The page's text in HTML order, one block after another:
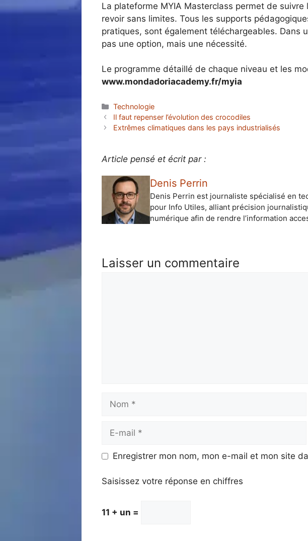
La plateforme MYIA Masterclass permet de
revoir sans limites. Tous les supports
pratiques, sont également téléchargeables. Dans
pas une option, mais une nécessité.
Le programme détaillé de chaque niveau et les
www.mondadoriacademy.fr/myia
Catégories
Technologie
Il faut repenser l’évolution des crocodiles
Extrêmes climatiques dans les pays industrialisés
Article pensé et écrit par :
Denis Perrin
Denis Perrin est journaliste spécialisé en
pour Info Utiles, alliant précision
numérique afin de rendre l’information
Laisser un commentaire
mail
Enregistrer mon nom, mon e-mail et mon site
Saisissez votre réponse en chiffres
11 + un =